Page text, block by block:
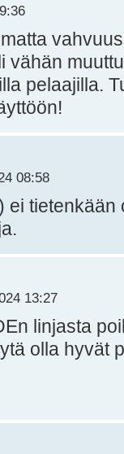
vähän
pelaajilla.
08:58
ei
13:27
linjasta
olla hyvät